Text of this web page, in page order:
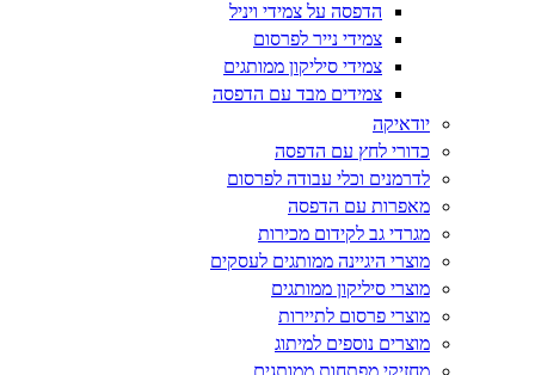
הדפסה על צמידי ויניל
צמידי נייר לפרסום
צמידי סיליקון ממותגים
צמידים מבד עם הדפסה
יודאיקה
כדורי לחץ עם הדפסה
לדרמנים וכלי עבודה לפרסום
מאפרות עם הדפסה
מגרדי גב לקידום מכירות
מוצרי היגיינה ממותגים לעסקים
מוצרי סיליקון ממותגים
מוצרי פרסום לתיירות
מוצרים נוספים למיתוג